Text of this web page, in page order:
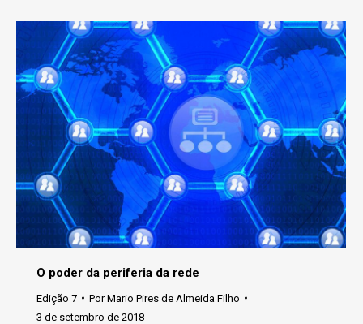
O poder da periferia da rede
Edição 7 PorMario Pires de Almeida Filho
3 de setembro de 2018